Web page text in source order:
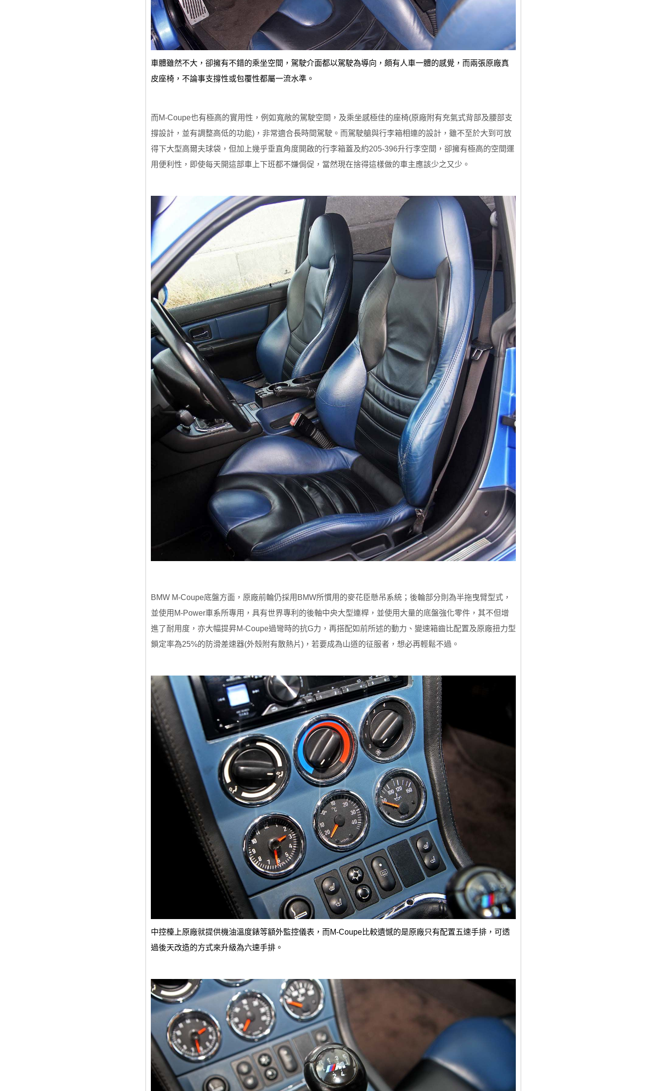
車體雖然不大，卻擁有不錯的乘坐空間，駕駛介面都以駕駛為導向，頗有人車一體的感覺，而兩張原廠真
皮座椅，不論事支撐性或包覆性都屬一流水準。
而M-Coupe也有極高的實用性，例如寬敞的駕駛空間，及乘坐感極佳的座椅(原廠附有充氣式背部及腰部支
撐設計，並有調整高低的功能)，非常適合長時間駕駛。而駕駛艙與行李箱相連的設計，雖不至於大到可放
得下大型高爾夫球袋，但加上幾乎垂直角度開啟的行李箱蓋及約205-396升行李空間，卻擁有極高的空間運
用便利性，即使每天開這部車上下班都不嫌侷促，當然現在捨得這樣做的車主應該少之又少。
BMW M-Coupe底盤方面，原廠前輪仍採用BMW所慣用的麥花臣懸吊系統；後輪部分則為半拖曳臂型式，
並使用M-Power車系所專用，具有世界專利的後軸中央大型連桿，並使用大量的底盤強化零件，其不但增
進了耐用度，亦大幅提昇M-Coupe過彎時的抗G力，再搭配如前所述的動力、變速箱齒比配置及原廠扭力型
鎖定率為25%的防滑差速器(外殼附有散熱片)，若要成為山道的征服者，想必再輕鬆不過。
中控檯上原廠就提供機油溫度錶等額外監控儀表，而M-Coupe比較遺憾的是原廠只有配置五速手排，可透
過後天改造的方式來升級為六速手排。